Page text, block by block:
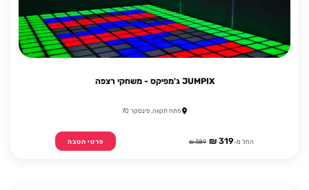
JUMPIX ג'מפיקס - משחקי רצפה
פתח תקווה, פינסקר 70
החל מ-319 ₪
389 ₪ פרטי הטבה